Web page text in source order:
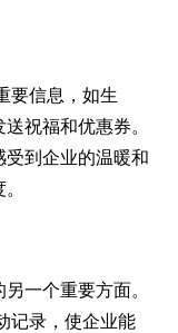
要信息，如生
祝福和优惠券。
到企业的温暖和
一个重要方面。
记录，使企业能